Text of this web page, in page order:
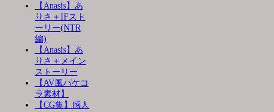
【Anasis】あ
りさ＋IFスト
ーリー(NTR
編)
【Anasis】あ
りさ＋メイン
ストーリー
【AV風パケコ
ラ素材】
【CG集】感人